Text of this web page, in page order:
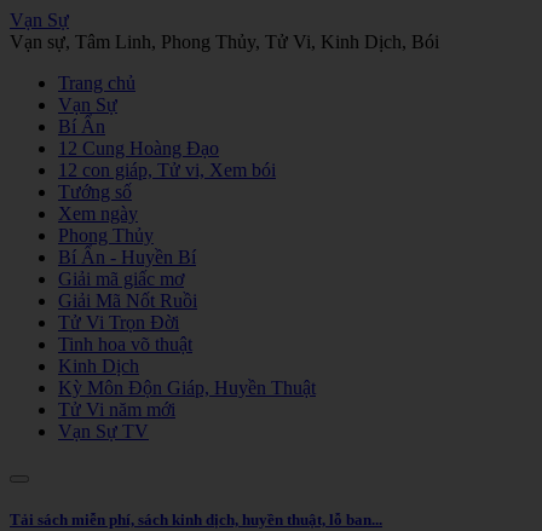
Vạn Sự
Vạn sự, Tâm Linh, Phong Thủy, Tử Vi, Kinh Dịch, Bói
Trang chủ
Vạn Sự
Bí Ẩn
12 Cung Hoàng Đạo
12 con giáp, Tử vi, Xem bói
Tướng số
Xem ngày
Phong Thủy
Bí Ẩn - Huyền Bí
Giải mã giấc mơ
Giải Mã Nốt Ruồi
Tử Vi Trọn Đời
Tinh hoa võ thuật
Kinh Dịch
Kỳ Môn Độn Giáp, Huyền Thuật
Tử Vi năm mới
Vạn Sự TV
Tải sách miễn phí, sách kinh dịch, huyền thuật, lỗ ban...